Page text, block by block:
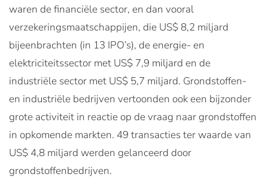
waren de financiële sector, en dan vooral
verzekeringsmaatschappijen, die US$ 8,2 miljard
bijeenbrachten (in 13 IPO’s), de energie- en
elektriciteitssector met US$ 7,9 miljard en de
industriële sector met US$ 5,7 miljard. Grondstoffen-
en industriële bedrijven vertoonden ook een bijzonder
grote activiteit in reactie op de vraag naar grondstoffen
in opkomende markten. 49 transacties ter waarde van
US$ 4,8 miljard werden gelanceerd door
grondstoffenbedrijven.